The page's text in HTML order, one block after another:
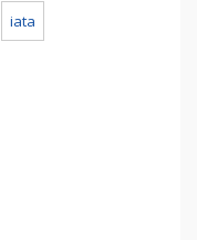
iata